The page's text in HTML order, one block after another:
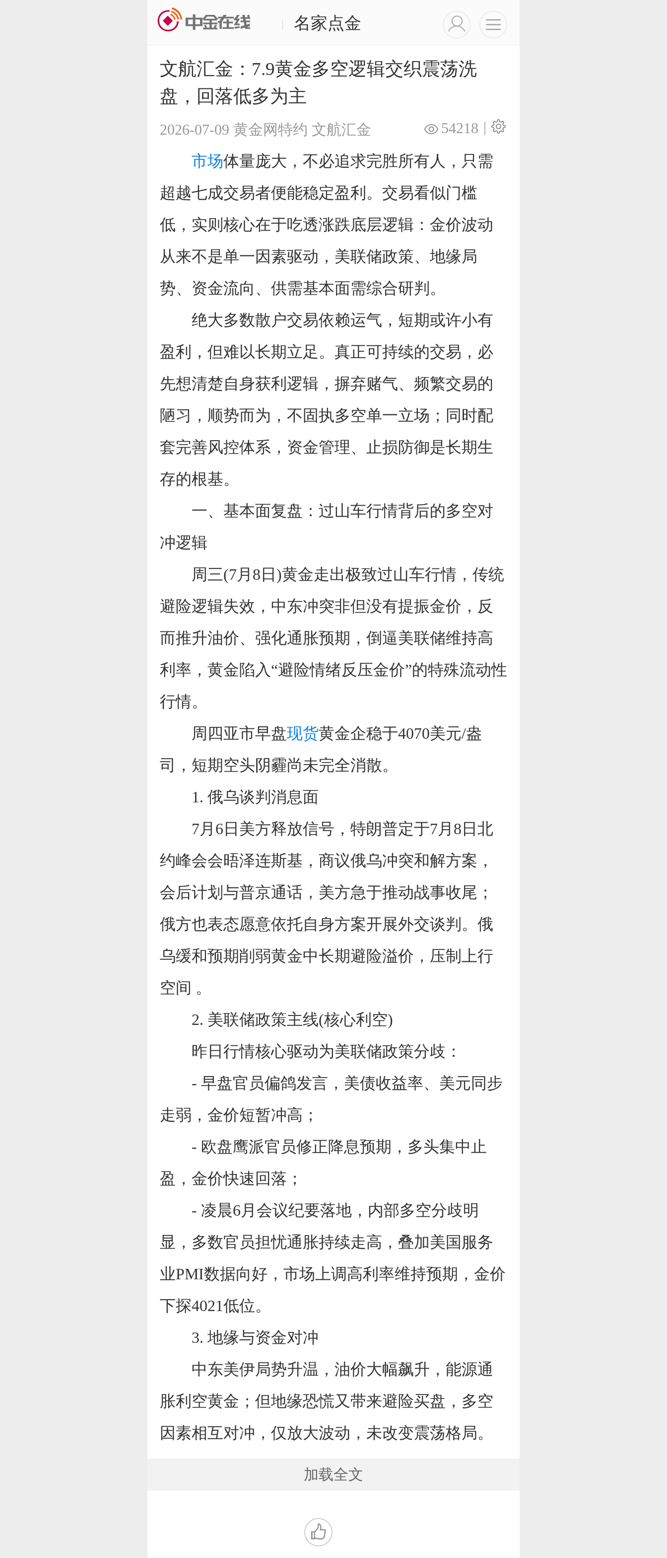
| 名家点金
文航汇金：7.9黄金多空逻辑交织震荡洗
盘，回落低多为主
2026-07-09 黄金网特约 文航汇金 |
54218
市场体量庞大，不必追求完胜所有人，只需
超越七成交易者便能稳定盈利。交易看似门槛
低，实则核心在于吃透涨跌底层逻辑：金价波动
从来不是单一因素驱动，美联储政策、地缘局
势、资金流向、供需基本面需综合研判。
绝大多数散户交易依赖运气，短期或许小有
盈利，但难以长期立足。真正可持续的交易，必
先想清楚自身获利逻辑，摒弃赌气、频繁交易的
陋习，顺势而为，不固执多空单一立场；同时配
套完善风控体系，资金管理、止损防御是长期生
存的根基。
一、基本面复盘：过山车行情背后的多空对
冲逻辑
周三(7月8日)黄金走出极致过山车行情，传统
避险逻辑失效，中东冲突非但没有提振金价，反
而推升油价、强化通胀预期，倒逼美联储维持高
利率，黄金陷入“避险情绪反压金价”的特殊流动性
行情。
周四亚市早盘现货黄金企稳于4070美元/盎
司，短期空头阴霾尚未完全消散。
1. 俄乌谈判消息面
7月6日美方释放信号，特朗普定于7月8日北
约峰会会晤泽连斯基，商议俄乌冲突和解方案，
会后计划与普京通话，美方急于推动战事收尾；
俄方也表态愿意依托自身方案开展外交谈判。俄
乌缓和预期削弱黄金中长期避险溢价，压制上行
空间 。
2. 美联储政策主线(核心利空)
昨日行情核心驱动为美联储政策分歧：
- 早盘官员偏鸽发言，美债收益率、美元同步
走弱，金价短暂冲高；
- 欧盘鹰派官员修正降息预期，多头集中止
盈，金价快速回落；
- 凌晨6月会议纪要落地，内部多空分歧明
显，多数官员担忧通胀持续走高，叠加美国服务
业PMI数据向好，市场上调高利率维持预期，金价
下探4021低位。
3. 地缘与资金对冲
中东美伊局势升温，油价大幅飙升，能源通
胀利空黄金；但地缘恐慌又带来避险买盘，多空
因素相互对冲，仅放大波动，未改变震荡格局。
加载全文